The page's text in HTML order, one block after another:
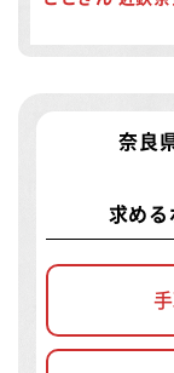
奈良
求める